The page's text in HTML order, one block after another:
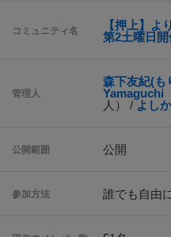
コミュニティ名
【押上】よ
第2土曜日開
管理人
森下友紀(も
Yamaguchi
人） / よし
公開範囲 公開
参加方法 誰でも自由